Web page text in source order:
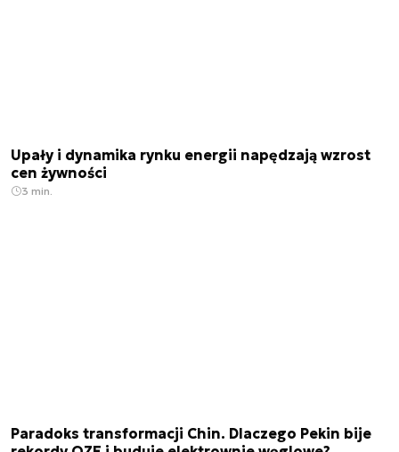
Upały i dynamika rynku energii napędzają wzrost
cen żywności
3 min.
Paradoks transformacji Chin. Dlaczego Pekin bije